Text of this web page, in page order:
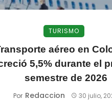
TURISMO
aéreo en
5,5% durante el
semestre de 2026
Por Redaccion 30 julio,